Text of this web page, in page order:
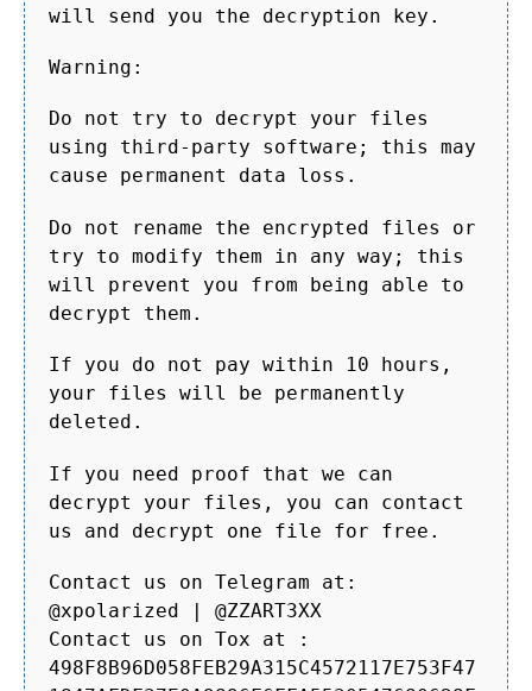
will send you the decryption key.
Warning:
Do not try to decrypt your files
using third-party software; this may
cause permanent data loss.
Do not rename the encrypted files or
try to modify them in any way; this
will prevent you from being able to
decrypt them.
If you do not pay within 10 hours,
your files will be permanently
deleted.
If you need proof that we can
decrypt your files, you can contact
us and decrypt one file for free.
Contact us on Telegram at:
@xpolarized | @ZZART3XX
Contact us on Tox at :
498F8B96D058FEB29A315C4572117E753F47